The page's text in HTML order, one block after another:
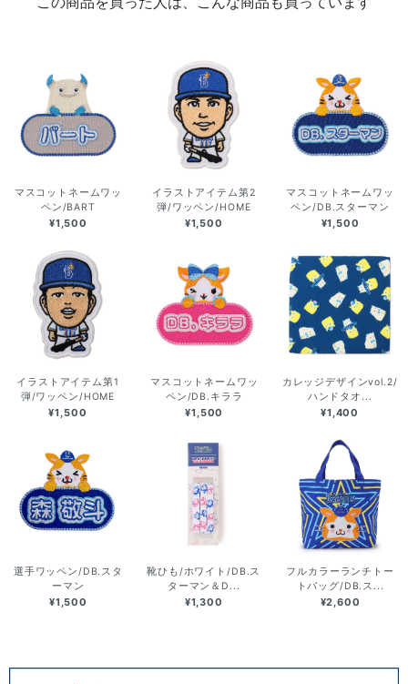
マスコットネームワッ
ペン/BART
¥1,500
イラストアイテム第2
弾/ワッペン/HOME
¥1,500
マスコットネームワッ
ペン/DB.スターマン
¥1,500
イラストアイテム第1
弾/ワッペン/HOME
¥1,500
マスコットネームワッ
ペン/DB.キララ
¥1,500
カレッジデザインvol.2/
ハンドタオ...
¥1,400
選手ワッペン/DB.スタ
ーマン
¥1,500
靴ひも/ホワイト/DB.ス
ターマン＆D...
¥1,300
フルカラーランチトー
トバッグ/DB.ス...
¥2,600